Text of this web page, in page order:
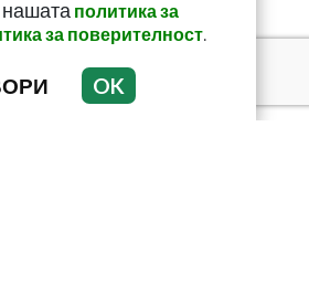
Тъмни петна по
тялото? Може да
политика за
за поверителност.
OK